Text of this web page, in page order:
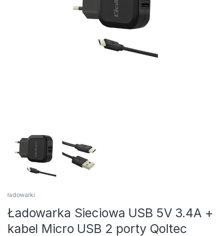
ładowarki
Ładowarka Sieciowa USB 5V 3.4A +
kabel Micro USB 2 porty Qoltec